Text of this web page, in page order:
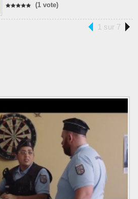
(1 vote)
1 sur 7